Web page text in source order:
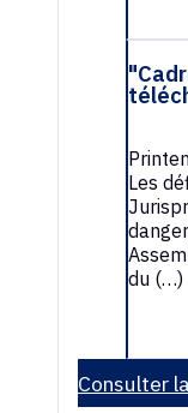
Les
du (…)
Consulter